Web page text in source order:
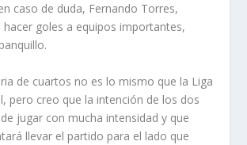
caso de duda, Fernando Torres,
hacer goles a equipos importantes,
de cuartos no es lo mismo que la Liga
pero creo que la intención de los dos
jugar con mucha intensidad y que
llevar el partido para el lado que